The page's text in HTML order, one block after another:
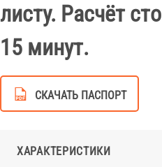
листу. Расчёт
15 минут.
СКАЧАТЬ ПАСПОРТ
ХАРАКТЕРИСТИКИ